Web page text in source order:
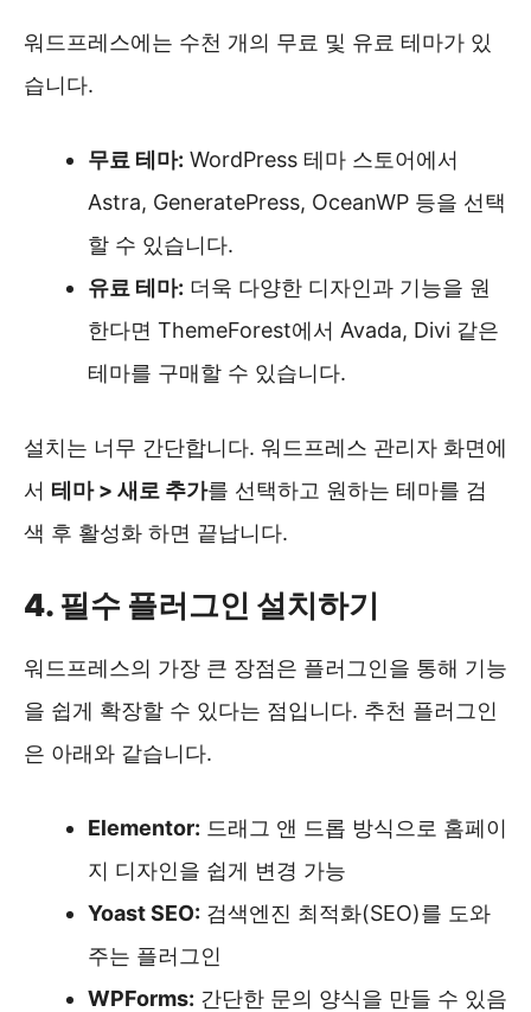
워드프레스에는 수천 개의 무료 및 유료 테마가 있
습니다.
무료 테마: WordPress 테마 스토어에서
Astra, GeneratePress, OceanWP 등을 선택
할 수 있습니다.
유료 테마: 더욱 다양한 디자인과 기능을 원
한다면 ThemeForest에서 Avada, Divi 같은
테마를 구매할 수 있습니다.
설치는 너무 간단합니다. 워드프레스 관리자 화면에
서 테마 > 새로 추가를 선택하고 원하는 테마를 검
색 후 활성화 하면 끝납니다.
4. 필수 플러그인 설치하기
워드프레스의 가장 큰 장점은 플러그인을 통해 기능
을 쉽게 확장할 수 있다는 점입니다. 추천 플러그인
은 아래와 같습니다.
Elementor: 드래그 앤 드롭 방식으로 홈페이
지 디자인을 쉽게 변경 가능
Yoast SEO: 검색엔진 최적화(SEO)를 도와
주는 플러그인
WPForms: 간단한 문의 양식을 만들 수 있음